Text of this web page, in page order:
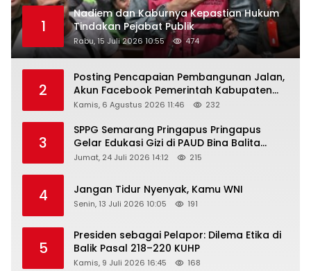
1
Nadiem dan Kaburnya Kepastian Hukum
Tindakan Pejabat Publik
Rabu, 15 Juli 2026 10:55 474
2
Posting Pencapaian Pembangunan Jalan,
Akun Facebook Pemerintah Kabupaten
Rembang “Dirujak” Warganet
Kamis, 6 Agustus 2026 11:46 232
3
SPPG Semarang Pringapus Pringapus
Gelar Edukasi Gizi di PAUD Bina Balita
Peringati Hari Anak Nasional 2026
Jumat, 24 Juli 2026 14:12 215
4 Jangan Tidur Nyenyak, Kamu WNI
Senin, 13 Juli 2026 10:05 191
5
Presiden sebagai Pelapor: Dilema Etika di
Balik Pasal 218–220 KUHP
Kamis, 9 Juli 2026 16:45 168